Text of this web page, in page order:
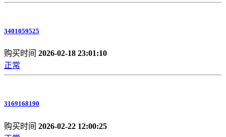
3401059525
购买时间 2026-02-18 23:01:10
正常
3169168190
购买时间 2026-02-22 12:00:25